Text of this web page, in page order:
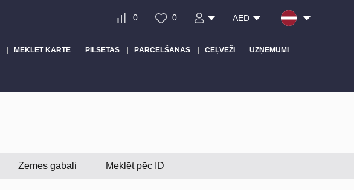
0 0 AED
MEKLĒT KARTĒ PILSĒTAS PĀRCELŠANĀS CEĻVEŽI UZŅĒMUMI
Zemes gabali Meklēt pēc ID